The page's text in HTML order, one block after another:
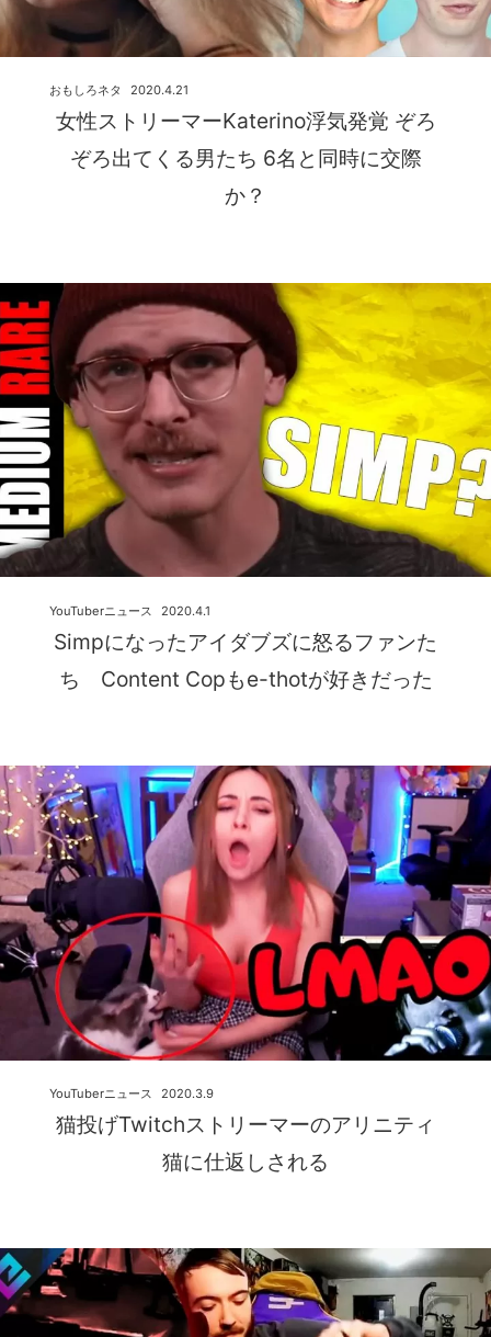
女性ストリーマーKaterino浮気発覚 ぞろ
ぞろ出てくる男たち 6名と同時に交際
か？
2020.4.21
おもしろネタ
Simpになったアイダブズに怒るファンた
ち Content Copもe-thotが好きだった
2020.4.1
YouTuberニュース
猫投げTwitchストリーマーのアリニティ
猫に仕返しされる
2020.3.9
YouTuberニュース